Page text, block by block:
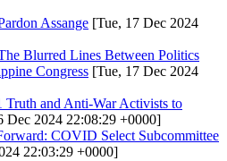
Assange [Tue, 17 Dec 2024
Blurred Lines Between Politics
Congress [Tue, 17 Dec 2024
and Anti-War Activists to
Dec 2024 22:08:29 +0000]
COVID Select Subcommittee
22:03:29 +0000]